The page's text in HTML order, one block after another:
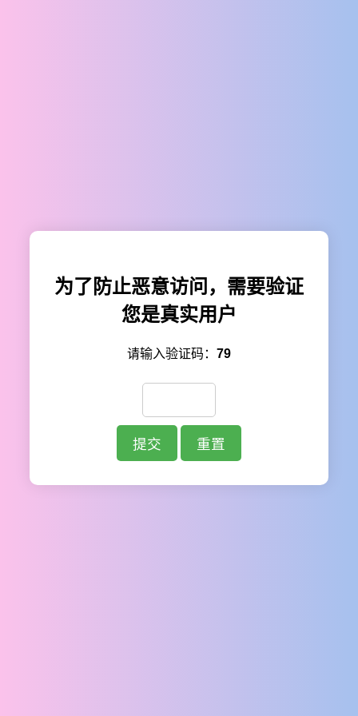
为了防止恶意访问，需要验证
您是真实用户
请输入验证码： 79
提交 重置